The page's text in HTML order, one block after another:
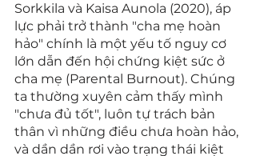
Sorkkila và Kaisa Aunola (2020), áp
lực phải trở thành "cha mẹ hoàn
hảo" chính là một yếu tố nguy cơ
lớn dẫn đến hội chứng kiệt sức ở
cha mẹ (Parental Burnout). Chúng
ta thường xuyên cảm thấy mình
"chưa đủ tốt", luôn tự trách bản
thân vì những điều chưa hoàn hảo,
và dần dần rơi vào trạng thái kiệt